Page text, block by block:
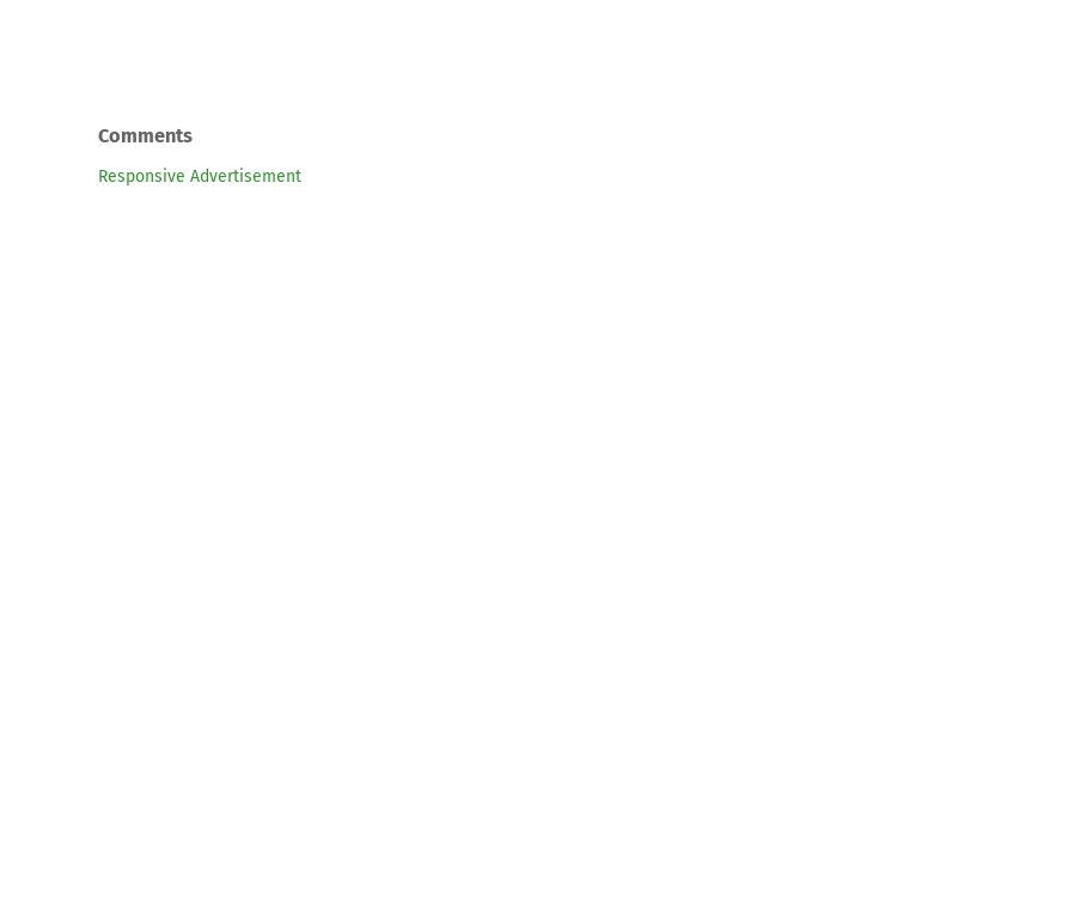
Comments
Responsive Advertisement